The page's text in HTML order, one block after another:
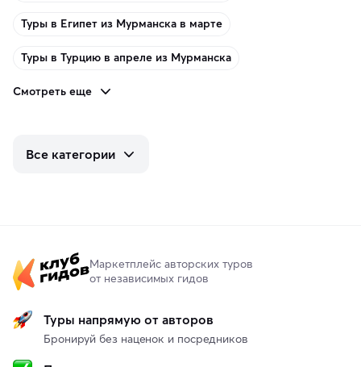
Туры в Египет из Мурманска в марте
Туры в Турцию в апреле из Мурманска
Смотреть еще
Все категории
Маркетплейс авторских туров
от независимых гидов
Туры напрямую от авторов
Бронируй без наценок и посредников